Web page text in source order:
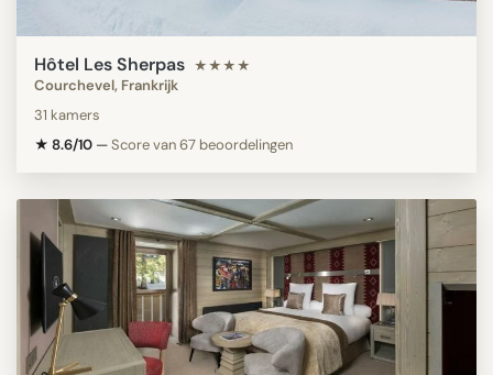
Hôtel Les Sherpas ★★★★
Courchevel, Frankrijk
31 kamers
★ 8.6/10 —Score van 67 beoordelingen